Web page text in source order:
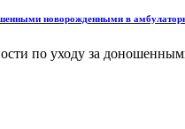
новорожденными в
по уходу за